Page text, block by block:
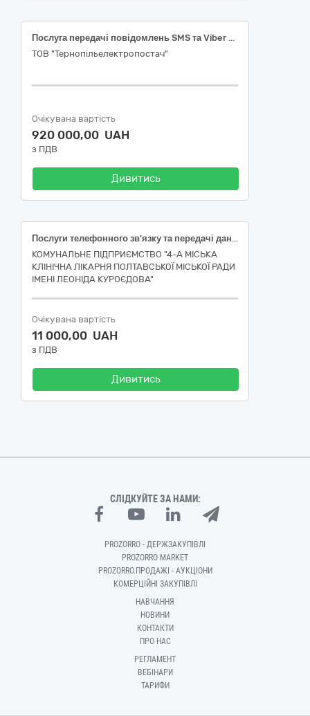
Послуга передачі повідомлень SMS та Viber Код ДК 021:2015: 64210000-1 - Послуги телефонного зв’язку та передачі даних (відповідний код 64212100-6)
ТОВ "Тернопільелектропостач"
Очікувана вартість
920 000,00 UAH
з ПДВ
Дивитись
Послуги телефонного зв’язку та передачі даних
КОМУНАЛЬНЕ ПІДПРИЄМСТВО "4-А МІСЬКА
КЛІНІЧНА ЛІКАРНЯ ПОЛТАВСЬКОЇ МІСЬКОЇ РАДИ
ІМЕНІ ЛЕОНІДА КУРОЄДОВА"
Очікувана вартість
11 000,00 UAH
з ПДВ
Дивитись
СЛІДКУЙТЕ ЗА НАМИ:
PROZORRO - ДЕРЖЗАКУПІВЛІ
PROZORRO MARKET
PROZORRO.ПРОДАЖІ - АУКЦІОНИ
КОМЕРЦІЙНІ ЗАКУПІВЛІ
НАВЧАННЯ
НОВИНИ
КОНТАКТИ
ПРО НАС
РЕГЛАМЕНТ
ВЕБІНАРИ
ТАРИФИ